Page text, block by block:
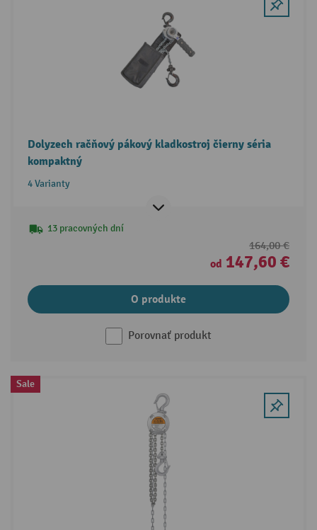
Dolyzech račňový pákový kladkostroj čierny séria
kompaktný
4 Varianty
13 pracovných dní
164,00 €
od 147,60 €
O produkte
Porovnať produkt
Sale